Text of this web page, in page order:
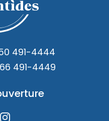
491-4444
491-4449